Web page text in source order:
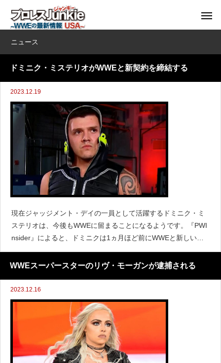
ニュース
ドミニク・ミステリオがWWEと新契約を締結する
2023.12.19
現在ジャッジメント・デイの一員として活躍するドミニク・ミ
ステリオは、今後もWWEに留まることになるようです。『PWI
nsider』によると、ドミニクは1ヵ月ほど前にWWEと新しい契
約を締結したと伝えています。 情報源の話から、おそらく契
約は5年間になっているということです。レ
WWEスーパースターのリヴ・モーガンが逮捕される
2023.12.16